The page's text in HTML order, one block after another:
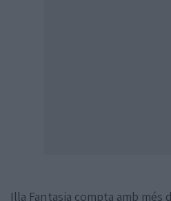
Illa Fantasia compta amb més